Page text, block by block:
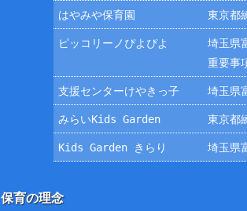
はやみや保育園 東京都
ピッコリーノぴよぴよ
埼玉県
重要事
支援センターけやきっ子 埼玉県
みらいKids Garden 東京都
Kids Garden きらり 埼玉県
保育の理念